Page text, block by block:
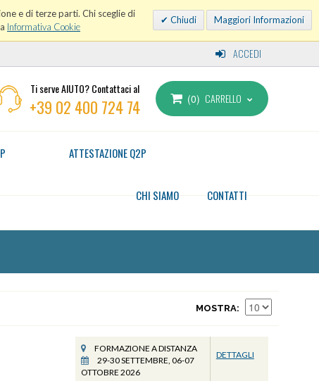
e di terze parti. Chi sceglie di
Informativa Cookie
Chiudi Maggiori Informazioni
ACCEDI
Ti serve AIUTO? Contattaci al
+39 02 400 724 74 0 CARRELLO
ATTESTAZIONE Q2P
CONTATTI
CHI SIAMO
MOSTRA
FORMAZIONE A DISTANZA
29-30 SETTEMBRE, 06-07
OTTOBRE 2026
DETTAGLI